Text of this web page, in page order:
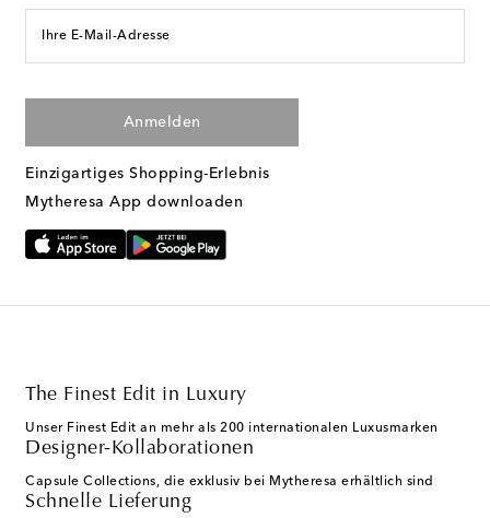
Ihre E-Mail-Adresse
Anmelden
Einzigartiges Shopping-Erlebnis
Mytheresa App downloaden
The Finest Edit in Luxury
Unser Finest Edit an mehr als 200 internationalen Luxusmarken
Designer-Kollaborationen
Capsule Collections, die exklusiv bei Mytheresa erhältlich sind
Schnelle Lieferung